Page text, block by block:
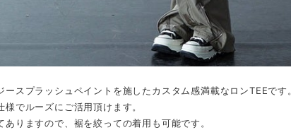
ースプラッシュペイントを施したカスタム感満載なロンTEEです
様でルーズにご活用頂けます。
ありますので、裾を絞っての着用も可能です。